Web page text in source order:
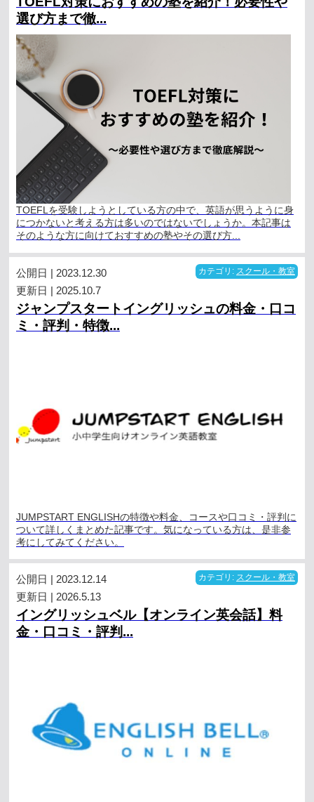
選び方まで徹...
TOEFLを受験しようとしている方の中で、英語が思うように身
につかないと考える方は多いのではないでしょうか。本記事は
そのような方に向けておすすめの塾やその選び方...
公開日 | 2023.12.30
更新日 | 2025.10.7
カテゴリ: スクール・教室
ジャンプスタートイングリッシュの料金・口コ
ミ・評判・特徴...
JUMPSTART ENGLISHの特徴や料金、コースや口コミ・評判に
ついて詳しくまとめた記事です。気になっている方は、是非参
考にしてみてください。
公開日 | 2023.12.14
更新日 | 2026.5.13
カテゴリ: スクール・教室
イングリッシュベル【オンライン英会話】料
金・口コミ・評判...